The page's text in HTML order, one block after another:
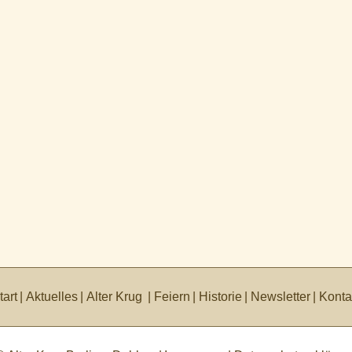
Aktuelles Alter Krug Feiern Historie Newsletter